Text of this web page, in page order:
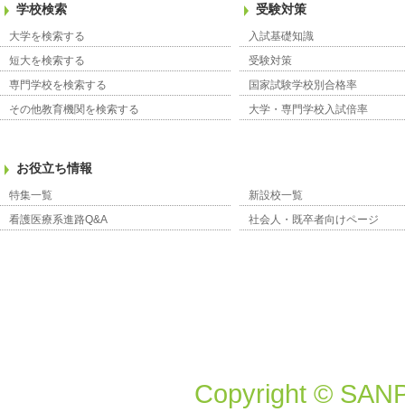
学校検索
大学を検索する
短大を検索する
専門学校を検索する
その他教育機関を検索する
受験対策
入試基礎知識
受験対策
国家試験学校別合格率
大学・専門学校入試倍率
お役立ち情報
特集一覧
新設校一覧
看護医療系進路Q&A
社会人・既卒者向けページ
Copyright ©